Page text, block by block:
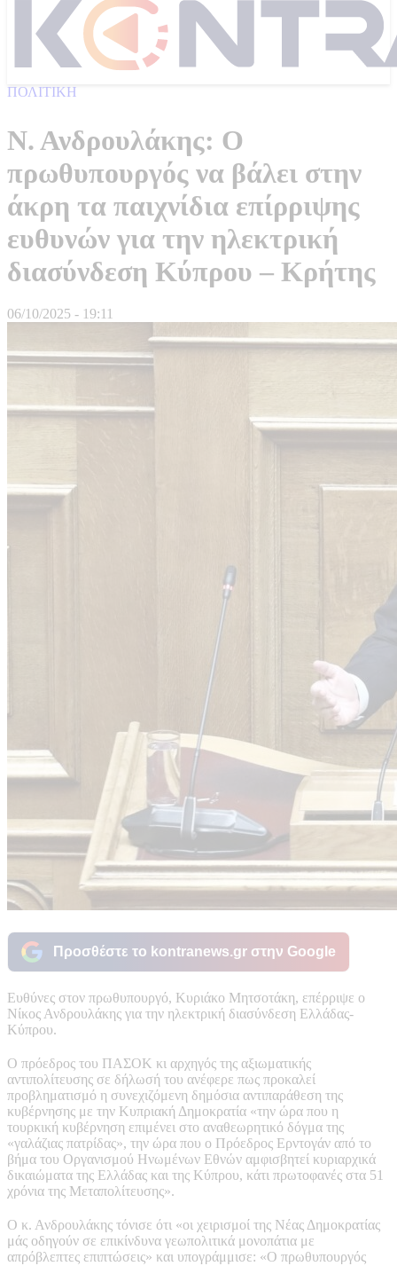
ΠΟΛΙΤΙΚΗ
Ν. Ανδρουλάκης: Ο
πρωθυπουργός να βάλει στην
άκρη τα παιχνίδια επίρριψης
ευθυνών για την ηλεκτρική
διασύνδεση Κύπρου – Κρήτης
06/10/2025 - 19:11
Προσθέστε το kontranews.gr στην Google
Ευθύνες στον πρωθυπουργό, Κυριάκο Μητσοτάκη, επέρριψε ο
Νίκος Ανδρουλάκης για την ηλεκτρική διασύνδεση Ελλάδας-
Κύπρου.
Ο πρόεδρος του ΠΑΣΟΚ κι αρχηγός της αξιωματικής
αντιπολίτευσης σε δήλωσή του ανέφερε πως προκαλεί
προβληματισμό η συνεχιζόμενη δημόσια αντιπαράθεση της
κυβέρνησης με την Κυπριακή Δημοκρατία «την ώρα που η
τουρκική κυβέρνηση επιμένει στο αναθεωρητικό δόγμα της
«γαλάζιας πατρίδας», την ώρα που ο Πρόεδρος Ερντογάν από το
βήμα του Οργανισμού Ηνωμένων Εθνών αμφισβητεί κυριαρχικά
δικαιώματα της Ελλάδας και της Κύπρου, κάτι πρωτοφανές στα 51
χρόνια της Μεταπολίτευσης».
Ο κ. Ανδρουλάκης τόνισε ότι «οι χειρισμοί της Νέας Δημοκρατίας
μάς οδηγούν σε επικίνδυνα γεωπολιτικά μονοπάτια με
απρόβλεπτες επιπτώσεις» και υπογράμμισε: «Ο πρωθυπουργός